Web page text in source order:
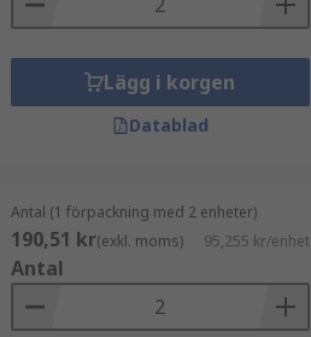
Lägg i korgen
Datablad
Antal (1 förpackning med 2 enheter)
190,51 kr(exkl. moms) 95,255 kr/enhet
Antal